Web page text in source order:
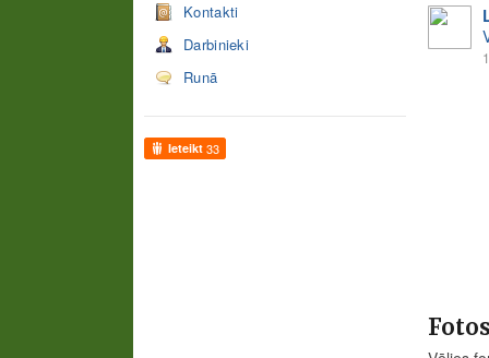
Kontakti
Darbinieki
Runā
Ieteikt 33